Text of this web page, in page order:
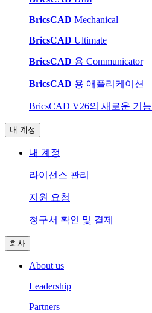
BricsCAD Mechanical
BricsCAD Ultimate
BricsCAD 용 Communicator
BricsCAD 용 애플리케이션
BricsCAD V26의 새로운 기능
내 계정
내 계정
라이선스 관리
지원 요청
청구서 확인 및 결제
회사
About us
Leadership
Partners